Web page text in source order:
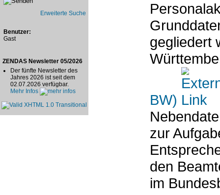
Erweiterte Suche
Benutzer:
Gast
ZENDAS Newsletter 05/2026
Der fünfte Newsletter des
Jahres 2026 ist seit dem
02.07.2026 verfügbar.
Mehr Infos
gegliedert
BW)
zur
den
im